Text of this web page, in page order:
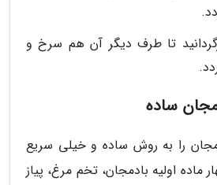
تا طرف دیگر آن هم سرخ و
ساده
را به روش ساده و خیلی سریع
ماده اولیه بادمجان، تخم مرغ، پیاز